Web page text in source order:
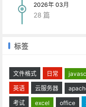
2026年 03月
28 篇
标签
文件格式 日常
英语
云服务器
考试
excel office